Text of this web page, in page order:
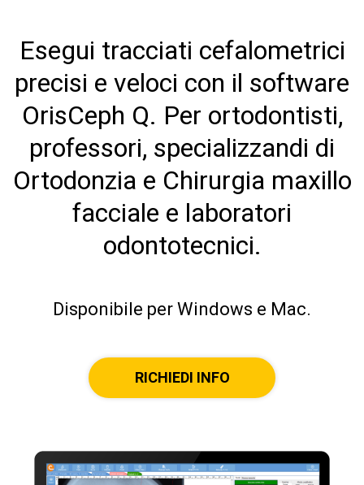
Esegui tracciati cefalometrici
precisi e veloci con il software
OrisCeph Q. Per ortodontisti,
professori, specializzandi di
Ortodonzia e Chirurgia maxillo
facciale e laboratori
odontotecnici.
Disponibile per Windows e Mac.
RICHIEDI INFO